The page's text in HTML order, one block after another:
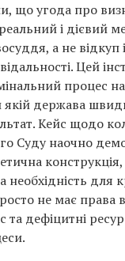
що угода про
і дієвий
а не відкуп
Цей
процес
якій держава
Кейс щодо
Суду наочно
конструкція,
необхідність для
не має права
та дефіцитні